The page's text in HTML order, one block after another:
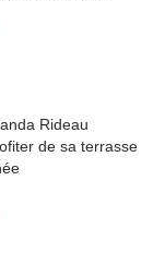
Rideau
de sa terrasse